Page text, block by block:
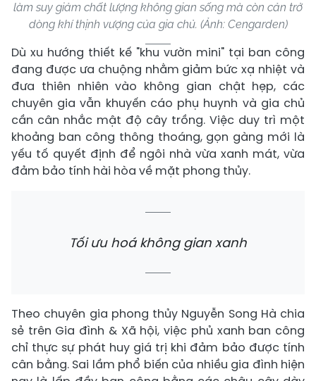
làm suy giảm chất lượng không gian sống mà còn cản trở
dòng khí thịnh vượng của gia chủ. (Ảnh: Cengarden)
Dù xu hướng thiết kế "khu vườn mini" tại ban công
đang được ưa chuộng nhằm giảm bức xạ nhiệt và
đưa thiên nhiên vào không gian chật hẹp, các
chuyên gia vẫn khuyến cáo phụ huynh và gia chủ
cần cân nhắc mật độ cây trồng. Việc duy trì một
khoảng ban công thông thoáng, gọn gàng mới là
yếu tố quyết định để ngôi nhà vừa xanh mát, vừa
đảm bảo tính hài hòa về mặt phong thủy.
Tối ưu hoá không gian xanh
Theo chuyên gia phong thủy Nguyễn Song Hà chia
sẻ trên Gia đình & Xã hội, việc phủ xanh ban công
chỉ thực sự phát huy giá trị khi đảm bảo được tính
cân bằng. Sai lầm phổ biến của nhiều gia đình hiện